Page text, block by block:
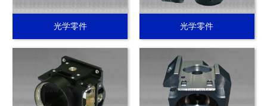
光学零件 光学零件